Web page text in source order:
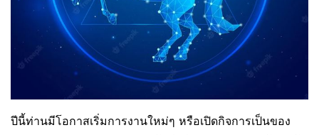
ปีนี้ท่านมีโอกาสเริ่มการงานใหม่ๆ หรือเปิดกิจการเป็นของ